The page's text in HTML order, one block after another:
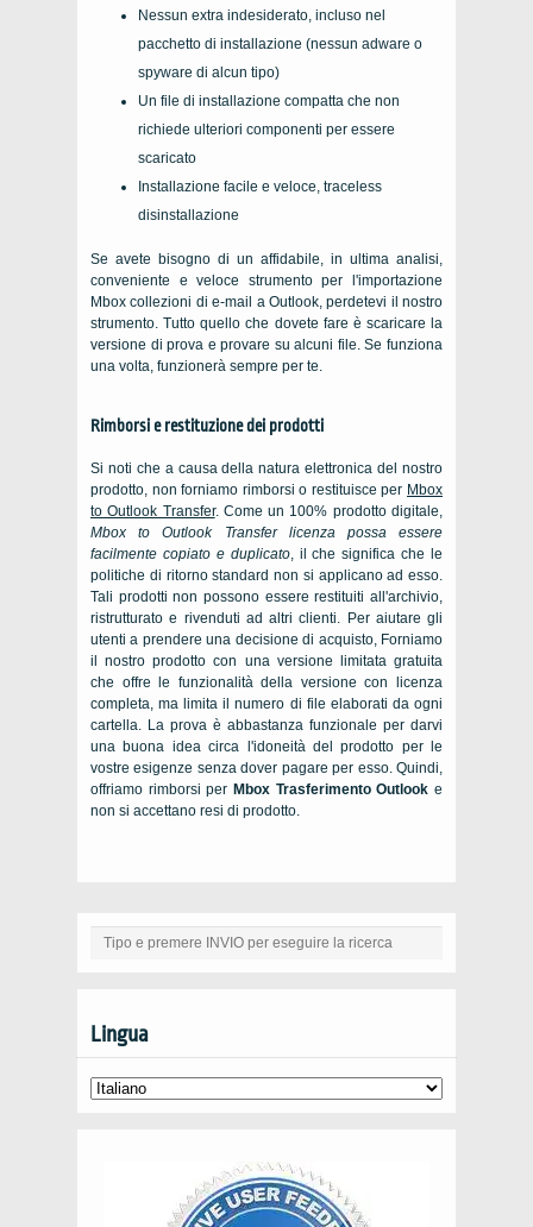
Nessun extra indesiderato, incluso nel
pacchetto di installazione (nessun adware o
spyware di alcun tipo)
Un file di installazione compatta che non
richiede ulteriori componenti per essere
scaricato
Installazione facile e veloce, traceless
disinstallazione
Se avete bisogno di un affidabile, in ultima analisi,
conveniente e veloce strumento per l'importazione
Mbox collezioni di e-mail a Outlook, perdetevi il nostro
strumento. Tutto quello che dovete fare è scaricare la
versione di prova e provare su alcuni file. Se funziona
una volta, funzionerà sempre per te.
Rimborsi e restituzione dei prodotti
Si noti che a causa della natura elettronica del nostro
prodotto, non forniamo rimborsi o restituisce per Mbox
to Outlook Transfer. Come un 100% prodotto digitale,
Mbox to Outlook Transferlicenza possa essere
facilmente copiato e duplicato, il che significa che le
politiche di ritorno standard non si applicano ad esso.
Tali prodotti non possono essere restituiti all'archivio,
ristrutturato e rivenduti ad altri clienti. Per aiutare gli
utenti a prendere una decisione di acquisto, Forniamo
il nostro prodotto con una versione limitata gratuita
che offre le funzionalità della versione con licenza
completa, ma limita il numero di file elaborati da ogni
cartella. La prova è abbastanza funzionale per darvi
una buona idea circa l'idoneità del prodotto per le
vostre esigenze senza dover pagare per esso. Quindi,
offriamo rimborsi per Mbox Trasferimento Outlook e
non si accettano resi di prodotto.
Lingua